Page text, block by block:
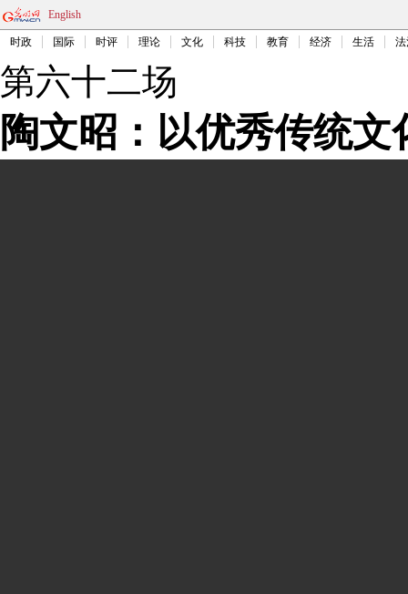
English
时政 国际 时评 理论 文化 科技 教育 经济 生活
第六十二场
陶文昭：以优秀传统